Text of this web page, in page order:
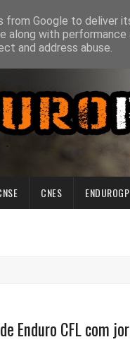
CNES ENDUROGP
Enduro CFL com
from Google to deliver
along with
and address abuse.